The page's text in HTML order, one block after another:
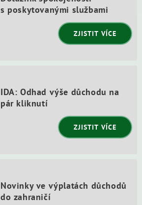
s poskytovanými službami
ZJISTIT VÍCE
IDA: Odhad výše důchodu na
pár kliknutí
ZJISTIT VÍCE
Novinky ve výplatách důchodů
do zahraničí